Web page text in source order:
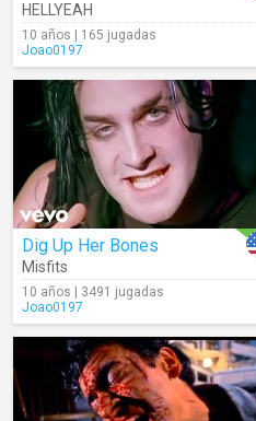
HELLYEAH
10 años | 165 jugadas
Joao0197
Dig Up Her Bones
Misfits
10 años | 3491 jugadas
Joao0197